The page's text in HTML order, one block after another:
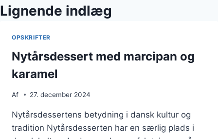
Lignende indlæg
OPSKRIFTER
Nytårsdessert med marcipan og
karamel
Af 27. december 2024
Nytårsdessertens betydning i dansk kultur og
tradition Nytårsdesserten har en særlig plads i